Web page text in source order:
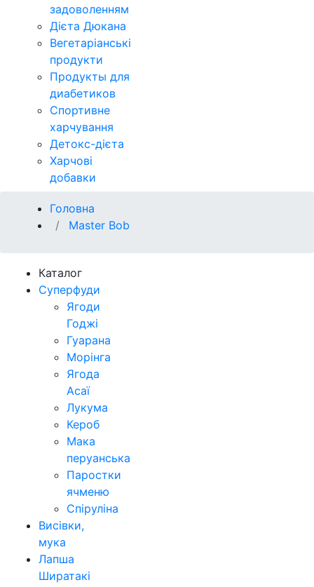
задоволенням
Дієта Дюкана
Вегетаріанські
продукти
Продукты для
диабетиков
Спортивне
харчування
Детокс-дієта
Харчові
добавки
Головна
Master Bob
Каталог
Суперфуди
Ягоди
Годжі
Гуарана
Морінга
Ягода
Асаї
Лукума
Кероб
Мака
перуанська
Паростки
ячменю
Спіруліна
Висівки,
мука
Лапша
Ширатакі